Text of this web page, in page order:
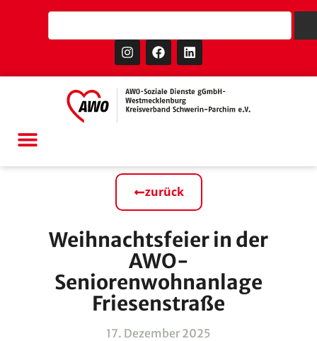
zurück
Weihnachtsfeier in der
AWO-
Seniorenwohnanlage
Friesenstraße
17. Dezember 2025